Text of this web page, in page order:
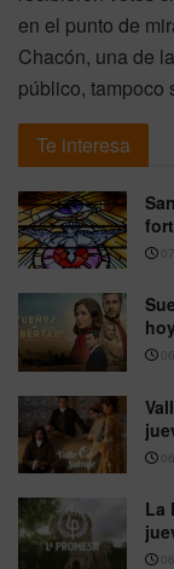
en el punto de
Chacón, una de
público, tampoco
Te interesa
La